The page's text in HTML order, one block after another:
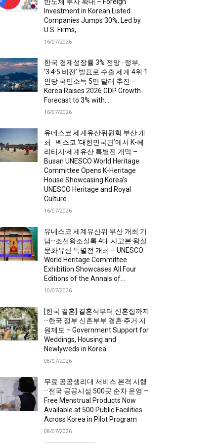
Investment in Korean Listed
Companies Jumps 30%, Led by
U.S. Firms,...
16/07/2026
한국 경제성장률 3% 전망···정부,
‘3·4·5 비전’ 발표로 수출 세계 4위·1
인당 국민소득 5만 달러 추진 –
Korea Raises 2026 GDP Growth
Forecast to 3% with...
16/07/2026
유네스코 세계유산위원회 부산 개
최···벡스코 ‘대한민국관’에서 K-헤
리티지·세계유산 특별전 개막 –
Busan UNESCO World Heritage
Committee Opens K-Heritage
House Showcasing Korea’s
UNESCO Heritage and Royal
Culture
16/07/2026
유네스코 세계유산위 부산 개최 기
념···조선왕조실록 4대 사고본·왕실
문화유산 특별전 개최 – UNESCO
World Heritage Committee
Exhibition Showcases All Four
Editions of the Annals of...
10/07/2026
[한국 결혼] 결혼식부터 신혼집까지
···한국 정부 신혼부부 결혼·주거 지
원제도 – Government Support for
Weddings, Housing and
Newlyweds in Korea
08/07/2026
무료 공공생리대 서비스 본격 시행
···전국 공공시설 500곳 순차 운영 –
Free Menstrual Products Now
Available at 500 Public Facilities
Across Korea in Pilot Program
08/07/2026